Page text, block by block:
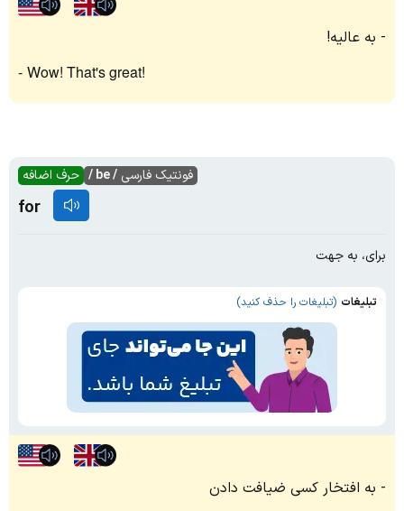
به عالیه!
Wow! That's great!
حرف اضافه فونتیک فارسی / be /
for
برای، به جهت
تبلیغات (تبلیغات را حذف کنید)
به افتخار کسی ضیافت دادن